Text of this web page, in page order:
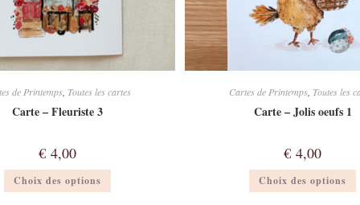
de Printemps, Toutes les cartes
Carte – Fleuriste 3
€4,00
Choix des options Ce
a
Cartes de Printemps Toutes les
Carte – Jolis oeufs 1
€ 4,00
Choix des options Ce
a